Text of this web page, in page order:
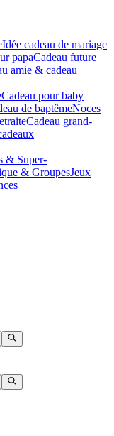
Idée cadeau de mariage​
papaCadeau future
amie & cadeau
Cadeau pour baby
de baptêmeNoces
Cadeau grand-
& Super-
& GroupesJeux